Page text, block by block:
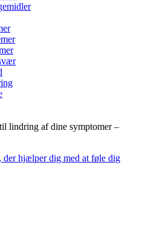
lindring af dine symptomer –
der hjælper dig med at føle dig